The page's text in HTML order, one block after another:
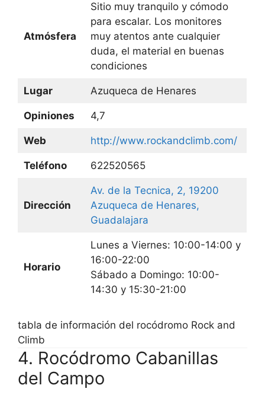
Atmósfera
Sitio muy tranquilo y cómodo
para escalar. Los monitores
muy atentos ante cualquier
duda, el material en buenas
condiciones
Lugar Azuqueca de Henares
Opiniones 4,7
Web http://www.rockandclimb.com/
Teléfono 622520565
Dirección
Av. de la Tecnica, 2, 19200
Azuqueca de Henares,
Guadalajara
Horario
Lunes a Viernes: 10:00-14:00 y
16:00-22:00
Sábado a Domingo: 10:00-
14:30 y 15:30-21:00
tabla de información del rocódromo Rock and
Climb
4. Rocódromo Cabanillas
del Campo